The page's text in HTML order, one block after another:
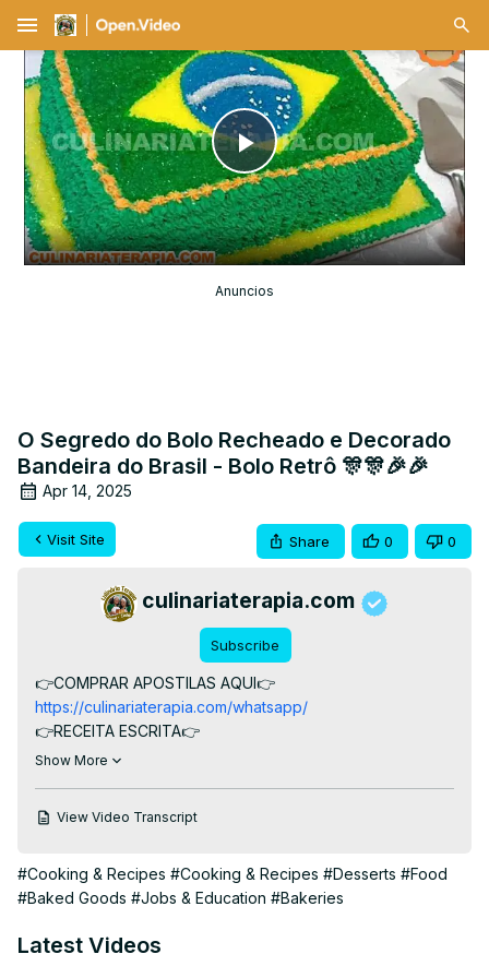
menu
Play
Video
Anuncios
O Segredo do Bolo Recheado e Decorado
Bandeira do Brasil - Bolo Retrô 🎊🎊🎉🎉
Apr 14, 2025
Visit Site Share 0 0
culinariaterapia.com
Subscribe
👉COMPRAR APOSTILAS AQUI👉
https://culinariaterapia.com/whatsapp/
👉RECEITA ESCRITA👉
https://culinariaterapia.com/bolo-decorado-bandeira-do-
https://youtu.be/5609ocQxVc4
Decorado Bandeira do Brasil, um maravilhoso pão de ló
de leite condensado decorado com açúcar e chantilly
#culinariaterapia #bolodecorado #receitadenatal
Show More
View Video Transcript
#Cooking & Recipes #Cooking & Recipes #Desserts #Food
#Baked Goods #Jobs & Education #Bakeries
Latest Videos